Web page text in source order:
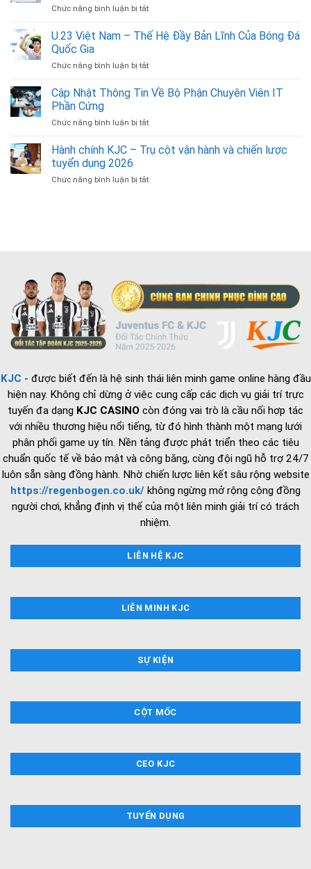
Cùng
Đá
Chức năng bình luận bị tắt
Quảng
Tối
Thông
U.23 Việt Nam – Thế Hệ Đầy Bản Lĩnh Của Bóng Đá
Quốc Gia
Chức năng bình luận bị tắt
Việt
Đầy
Cập Nhật Thông Tin Về Bộ Phận Chuyên Viên IT
Phần Cứng
Chức năng bình luận bị tắt
Nhật
Thông
Hành chính KJC – Trụ cột vận hành và chiến lược
tuyển dụng 2026
Chức năng bình luận bị tắt
và
chiến
lược
tuyển
dụng
2026
KJC - được biết đến là hệ sinh thái liên minh game online hàng đầu
hiện nay. Không chỉ dừng ở việc cung cấp các dịch vụ giải trí trực
tuyến đa dạng KJC CASINO còn đóng vai trò là cầu nối hợp tác
với nhiều thương hiệu nổi tiếng, từ đó hình thành một mạng lưới
phân phối game uy tín. Nền tảng được phát triển theo các tiêu
chuẩn quốc tế về bảo mật và công bằng, cùng đội ngũ hỗ trợ 24/7
luôn sẵn sàng đồng hành. Nhờ chiến lược liên kết sâu rộng website
https://regenbogen.co.uk/ không ngừng mở rộng cộng đồng
người chơi, khẳng định vị thế của một liên minh giải trí có trách
nhiệm.
LIÊN HỆ KJC
LIÊN MINH KJC
SỰ KIỆN
CỘT MỐC
CEO KJC
TUYỂN DỤNG